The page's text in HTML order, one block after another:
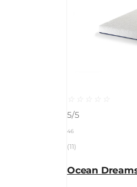
☆ ☆ ☆ ☆
☆
5/5
46
(11)
Ocean